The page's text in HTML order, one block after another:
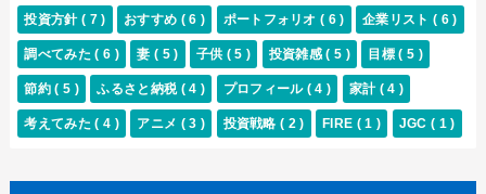
投資方針( 7 ) おすすめ ( 6 ) ポートフォリオ( 6 ) 企業リスト ( 6 )
調べてみた( 6 ) 妻 ( 5 ) 子供 ( 5 ) 投資雑感( 5 ) 目標( 5 )
節約( 5 ) ふるさと納税 ( 4 ) プロフィール ( 4 ) 家計 ( 4 )
考えてみた( 4 ) アニメ ( 3 ) 投資戦略( 2 ) FIRE ( 1 ) JGC ( 1 )